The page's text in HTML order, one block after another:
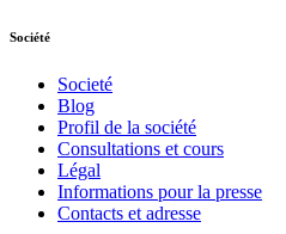
Société
Societé
Blog
Profil de la société
Consultations et cours
Légal
Informations pour la presse
Contacts et adresse